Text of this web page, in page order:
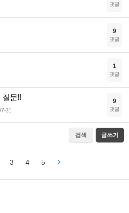
댓글
9
댓글
1
댓글
질문!!
31
9
댓글
검색 글쓰기
3 4 5